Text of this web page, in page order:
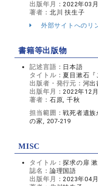
出版年月：2022年03月
著者： 北川 扶生子
外部サイトへのリ
書籍等出版物
記述言語： 日本語
タイトル： 夏目漱石
出版者・発行元： 河出
出版年月：2022年12月
著者： 石原, 千秋
担当範囲：戦死者遺族
の家, 207-219
MISC
タイトル：探求の扉
誌名： 論理国語
出版年月：2023年04月